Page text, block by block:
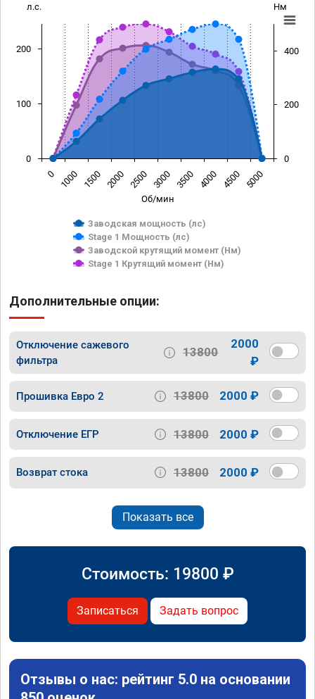
Об/мин
л.с. Нм
Заводская мощность (лс)
Stage 1 Мощность (лс)
Заводской крутящий момент (Нм)
Stage 1 Крутящий момент (Нм)
0 1000 1500 2000 2500 3000 3500 4000 4500 5000
0
100
200
0
200
400
Дополнительные опции:
Отключение сажевого
фильтра
13800
2000
₽
Прошивка Евро 2 13800 2000 ₽
Отключение ЕГР 13800 2000 ₽
Возврат стока 13800 2000 ₽
Показать все
Стоимость: 19800 ₽
Записаться Задать вопрос
Отзывы о нас: рейтинг 5.0 на основании